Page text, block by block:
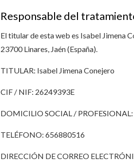
Responsable del
El titular de esta web es Isabel Jimena
23700 Linares, Jaén (España).
TITULAR: Isabel Jimena Conejero
CIF / NIF: 26249393E
DOMICILIO SOCIAL / PROFESIONAL:
TELÉFONO: 656880516
DIRECCIÓN DE CORREO